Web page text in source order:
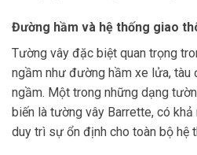
Đường hầm và hệ thống giao
Tường vây đặc biệt quan trọng
ngầm như đường hầm xe lửa, tàu
ngầm. Một trong những dạng
biến là tường vây Barrette, có
duy trì sự ổn định cho toàn bộ hệ